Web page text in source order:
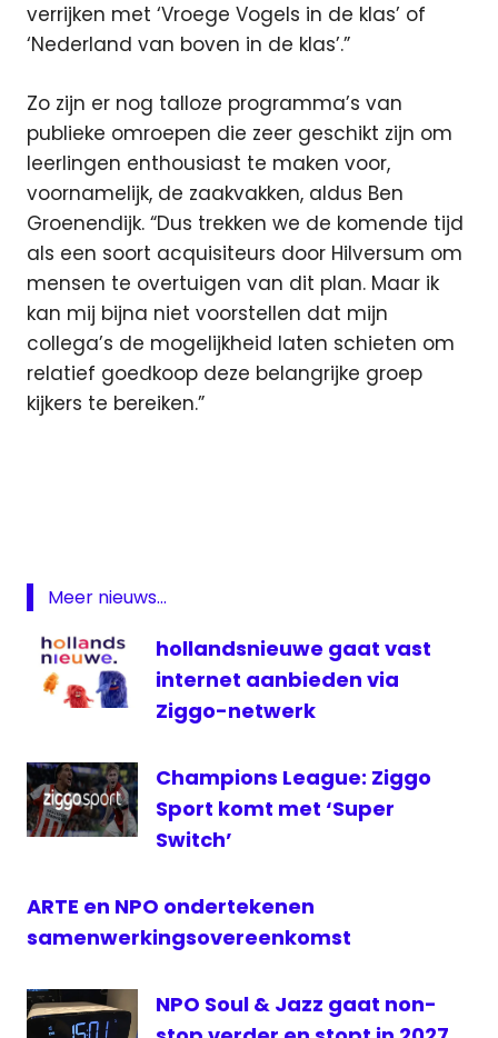
verrijken met ‘Vroege Vogels in de klas’ of
‘Nederland van boven in de klas’.”
Zo zijn er nog talloze programma’s van
publieke omroepen die zeer geschikt zijn om
leerlingen enthousiast te maken voor,
voornamelijk, de zaakvakken, aldus Ben
Groenendijk. “Dus trekken we de komende tijd
als een soort acquisiteurs door Hilversum om
mensen te overtuigen van dit plan. Maar ik
kan mij bijna niet voorstellen dat mijn
collega’s de mogelijkheid laten schieten om
relatief goedkoop deze belangrijke groep
kijkers te bereiken.”
televisie
VO
Voortgezetonderwijs
Meer nieuws...
hollandsnieuwe gaat vast
internet aanbieden via
Ziggo-netwerk
Champions League: Ziggo
Sport komt met ‘Super
Switch’
ARTE en NPO ondertekenen
samenwerkingsovereenkomst
NPO Soul & Jazz gaat non-